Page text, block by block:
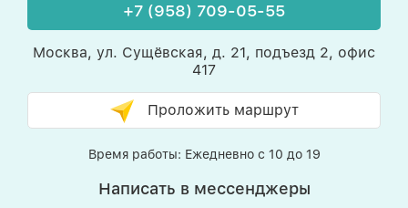
+7 (958) 709-05-55
Москва, ул. Сущёвская, д. 21, подъезд 2, офис
417
Проложить маршрут
Время работы: Ежедневно с 10 до 19
Написать в мессенджеры